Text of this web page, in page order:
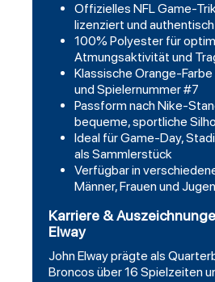
Offizielles NFL Game-
lizenziert und authentisch
100% Polyester für
Atmungsaktivität und
Klassische Orange-
und Spielernummer #7
Passform nach Nike-
bequeme, sportliche
Ideal für Game-Day,
als Sammlerstück
Verfügbar in
Männer, Frauen und
Karriere &
Elway
John Elway prägte als
Broncos über 16 Spielzeiten